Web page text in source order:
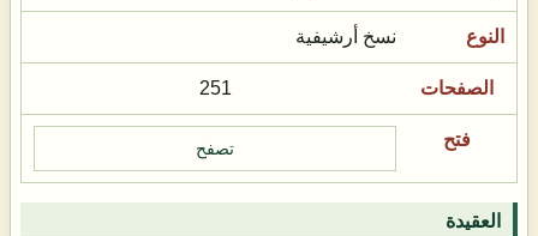
نسخ أرشيفية
251
تصفح
العقيدة